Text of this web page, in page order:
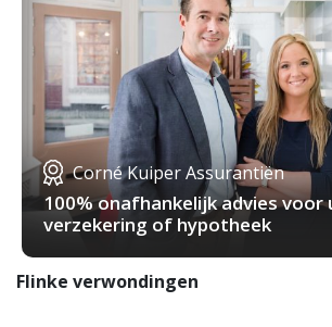
Corné Kuiper Assurantiën
100% onafhankelijk advies voor
verzekering of hypotheek
Flinke verwondingen